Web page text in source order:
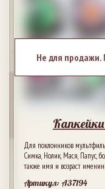
Не для продажи.
Для поклонников
Симка, Нолик, Мася, Папус,
также имя и возраст
Артикул: A37194